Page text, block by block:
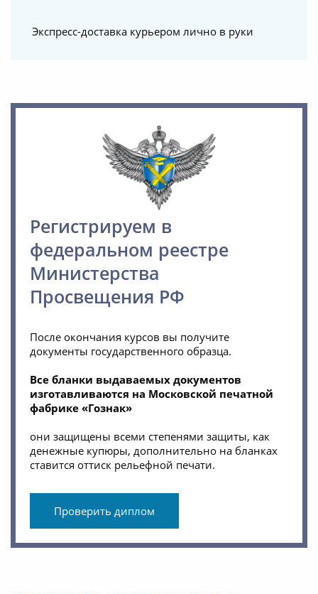
Экспресс-доставка курьером лично в руки
Регистрируем в
федеральном реестре
Министерства
Просвещения РФ
После окончания курсов вы получите
документы государственного образца.
Все бланки выдаваемых документов
изготавливаются на Московской печатной
фабрике «Гознак»
они защищены всеми степенями защиты, как
денежные купюры, дополнительно на бланках
ставится оттиск рельефной печати.
Проверить диплом